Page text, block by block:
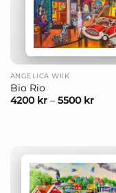
ANGELICA WIIK
Bio Rio
4200 kr– 5500 kr